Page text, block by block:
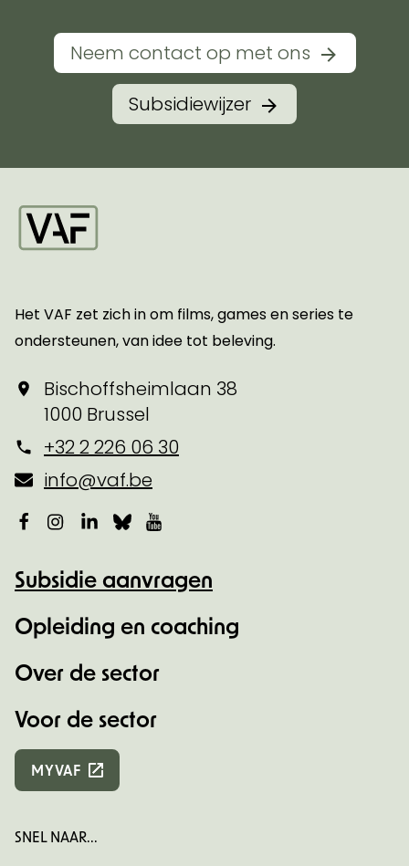
Neem contact op met ons
Subsidiewijzer
Het VAF zet zich in om films, games en series te
ondersteunen, van idee tot beleving.
Bischoffsheimlaan 38
1000 Brussel
+32 2 226 06 30
info@vaf.be
Facebook
Instagram
LinkedIn
Bluesky
Subsidie aanvragen
Opleiding en coaching
Over de sector
Voor de sector
MYVAF
SNEL NAAR...